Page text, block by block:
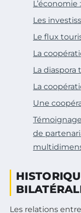
Les
Le flux
La
La
La
Une
de
Les relations